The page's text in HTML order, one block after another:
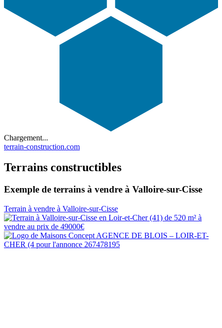
Chargement...
terrain-construction.com
Terrains constructibles
Exemple de terrains à vendre à Valloire-sur-Cisse
Terrain à vendre à Valloire-sur-Cisse